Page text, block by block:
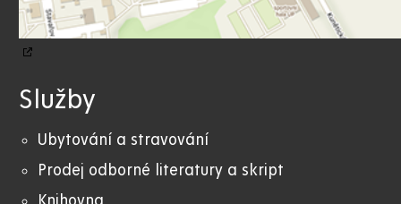
Služby
Ubytování a stravování
Prodej odborné literatury a skript